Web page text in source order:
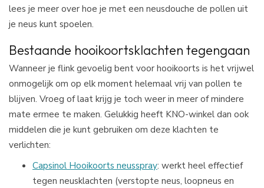
lees je meer over hoe je met een neusdouche de pollen uit
je neus kunt spoelen.
Bestaande hooikoortsklachten tegengaan
Wanneer je flink gevoelig bent voor hooikoorts is het vrijwel
onmogelijk om op elk moment helemaal vrij van pollen te
blijven. Vroeg of laat krijg je toch weer in meer of mindere
mate ermee te maken. Gelukkig heeft KNO-winkel dan ook
middelen die je kunt gebruiken om deze klachten te
verlichten:
Capsinol Hooikoorts neusspray: werkt heel effectief
tegen neusklachten (verstopte neus, loopneus en